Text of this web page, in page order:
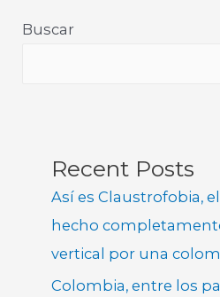
Buscar
Recent Posts
Así es Claustrofobia,
hecho
vertical por una
Colombia, entre los